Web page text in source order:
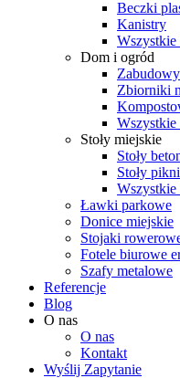
Beczki
Kanistry
Wszystkie
Dom i ogród
Zbiorniki
Stoły miejskie
Stoły
Stoły
Wszystkie
Ławki parkowe
Donice miejskie
Stojaki
Fotele biurowe
Szafy metalowe
Referencje
Blog
O nas
O nas
Kontakt
Wyślij Zapytanie